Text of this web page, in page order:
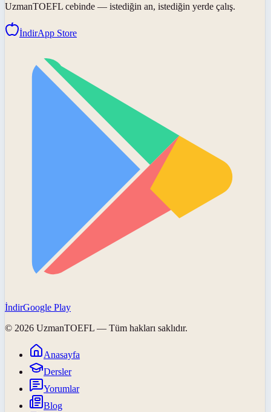
UzmanTOEFL cebinde — istediğin an, istediğin yerde çalış.
İndirApp Store
İndirGoogle Play
© 2026 UzmanTOEFL — Tüm hakları saklıdır.
Anasayfa
Dersler
Yorumlar
Blog